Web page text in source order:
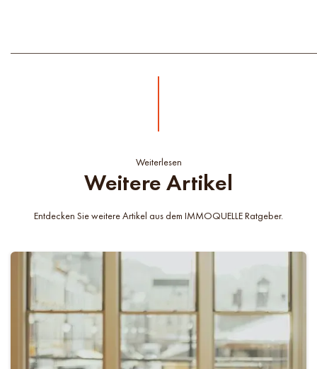
Weiterlesen
Weitere Artikel
Entdecken Sie weitere Artikel aus dem IMMOQUELLE Ratgeber.